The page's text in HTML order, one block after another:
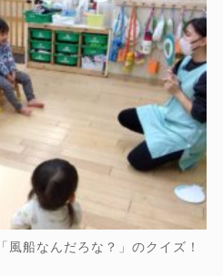
風船なんだろな？」のクイズ！